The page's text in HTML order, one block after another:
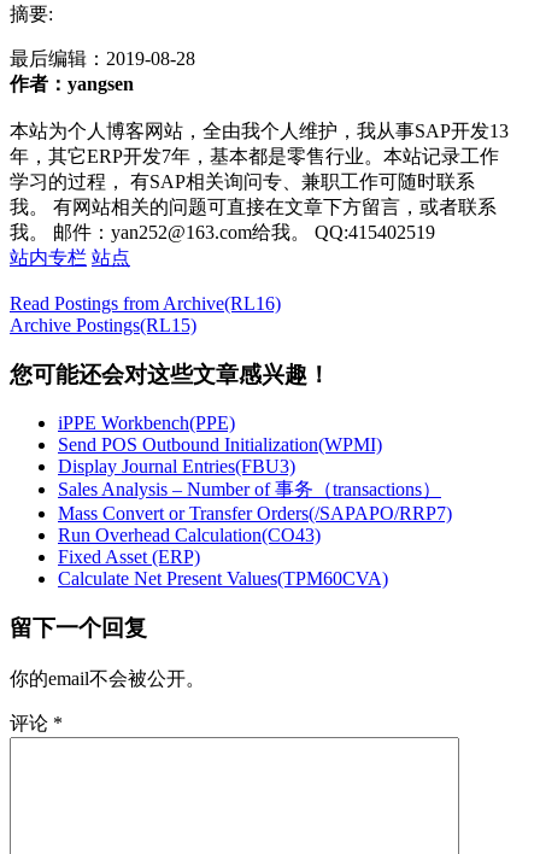
摘要:
最后编辑： 2019-08-28
作者：yangsen
本站为个人博客网站，全由我个人维护，我从事SAP开发13
年，其它ERP开发7年，基本都是零售行业。本站记录工作
学习的过程， 有SAP相关询问专、兼职工作可随时联系
我。 有网站相关的问题可直接在文章下方留言，或者联系
我。 邮件：yan252@163.com给我。 QQ:415402519
站内专栏 站点
Read Postings from Archive(RL16)
Archive Postings(RL15)
您可能还会对这些文章感兴趣！
iPPE Workbench(PPE)
Send POS Outbound Initialization(WPMI)
Display Journal Entries(FBU3)
Sales Analysis – Number of 事务（transactions）
Mass Convert or Transfer Orders(/SAPAPO/RRP7)
Run Overhead Calculation(CO43)
Fixed Asset (ERP)
Calculate Net Present Values(TPM60CVA)
留下一个回复
你的email不会被公开。
评论 *